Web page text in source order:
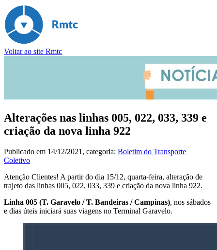
Voltar ao site Rmtc
Alterações nas linhas 005, 022, 033, 339 e
criação da nova linha 922
Publicado em 14/12/2021 , categoria: Boletim do Transporte
Coletivo
Atenção Clientes! A partir do dia 15/12, quarta-feira, alteração de
trajeto das linhas 005, 022, 033, 339 e criação da nova linha 922.
Linha 005 (T. Garavelo / T. Bandeiras / Campinas), nos sábados
e dias úteis iniciará suas viagens no Terminal Garavelo.